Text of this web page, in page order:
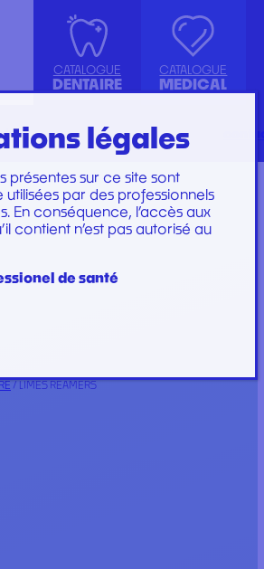
CATALOGUE
DENTAIRE
KIT INSTRUMENTS
LABORATOIRE
PLATEAU
PROTECTION
RESTAURATION ET
GAMME WOODPECKER
CATALOGUE
MEDICAL
ET
SET DE PERFUSION
SET DE SOINS
SET DE SUTURE
SOINS ET
PANSEMENTS
/ LIMES REAMERS
légales
présentes sur ce site sont
utilisées par des professionnels
En conséquence, l’accès aux
contient n’est pas autorisé au
de santé